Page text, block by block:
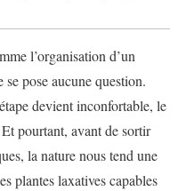
l’organisation d’un
pose aucune question.
devient inconfortable, le
Et pourtant, avant de sortir
la nature nous tend une
plantes laxatives capables